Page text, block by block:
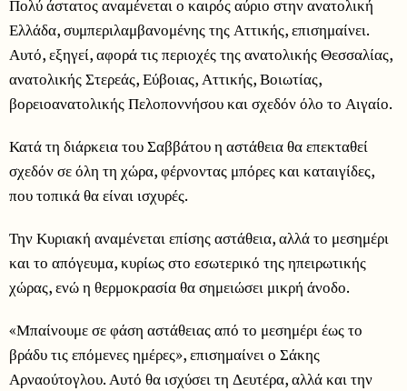
Πολύ άστατος αναμένεται ο καιρός αύριο στην ανατολική
Ελλάδα, συμπεριλαμβανομένης της Αττικής, επισημαίνει.
Αυτό, εξηγεί, αφορά τις περιοχές της ανατολικής Θεσσαλίας,
ανατολικής Στερεάς, Εύβοιας, Αττικής, Βοιωτίας,
βορειοανατολικής Πελοποννήσου και σχεδόν όλο το Αιγαίο.
Κατά τη διάρκεια του Σαββάτου η αστάθεια θα επεκταθεί
σχεδόν σε όλη τη χώρα, φέρνοντας μπόρες και καταιγίδες,
που τοπικά θα είναι ισχυρές.
Την Κυριακή αναμένεται επίσης αστάθεια, αλλά το μεσημέρι
και το απόγευμα, κυρίως στο εσωτερικό της ηπειρωτικής
χώρας, ενώ η θερμοκρασία θα σημειώσει μικρή άνοδο.
«Μπαίνουμε σε φάση αστάθειας από το μεσημέρι έως το
βράδυ τις επόμενες ημέρες», επισημαίνει ο Σάκης
Αρναούτογλου. Αυτό θα ισχύσει τη Δευτέρα, αλλά και την